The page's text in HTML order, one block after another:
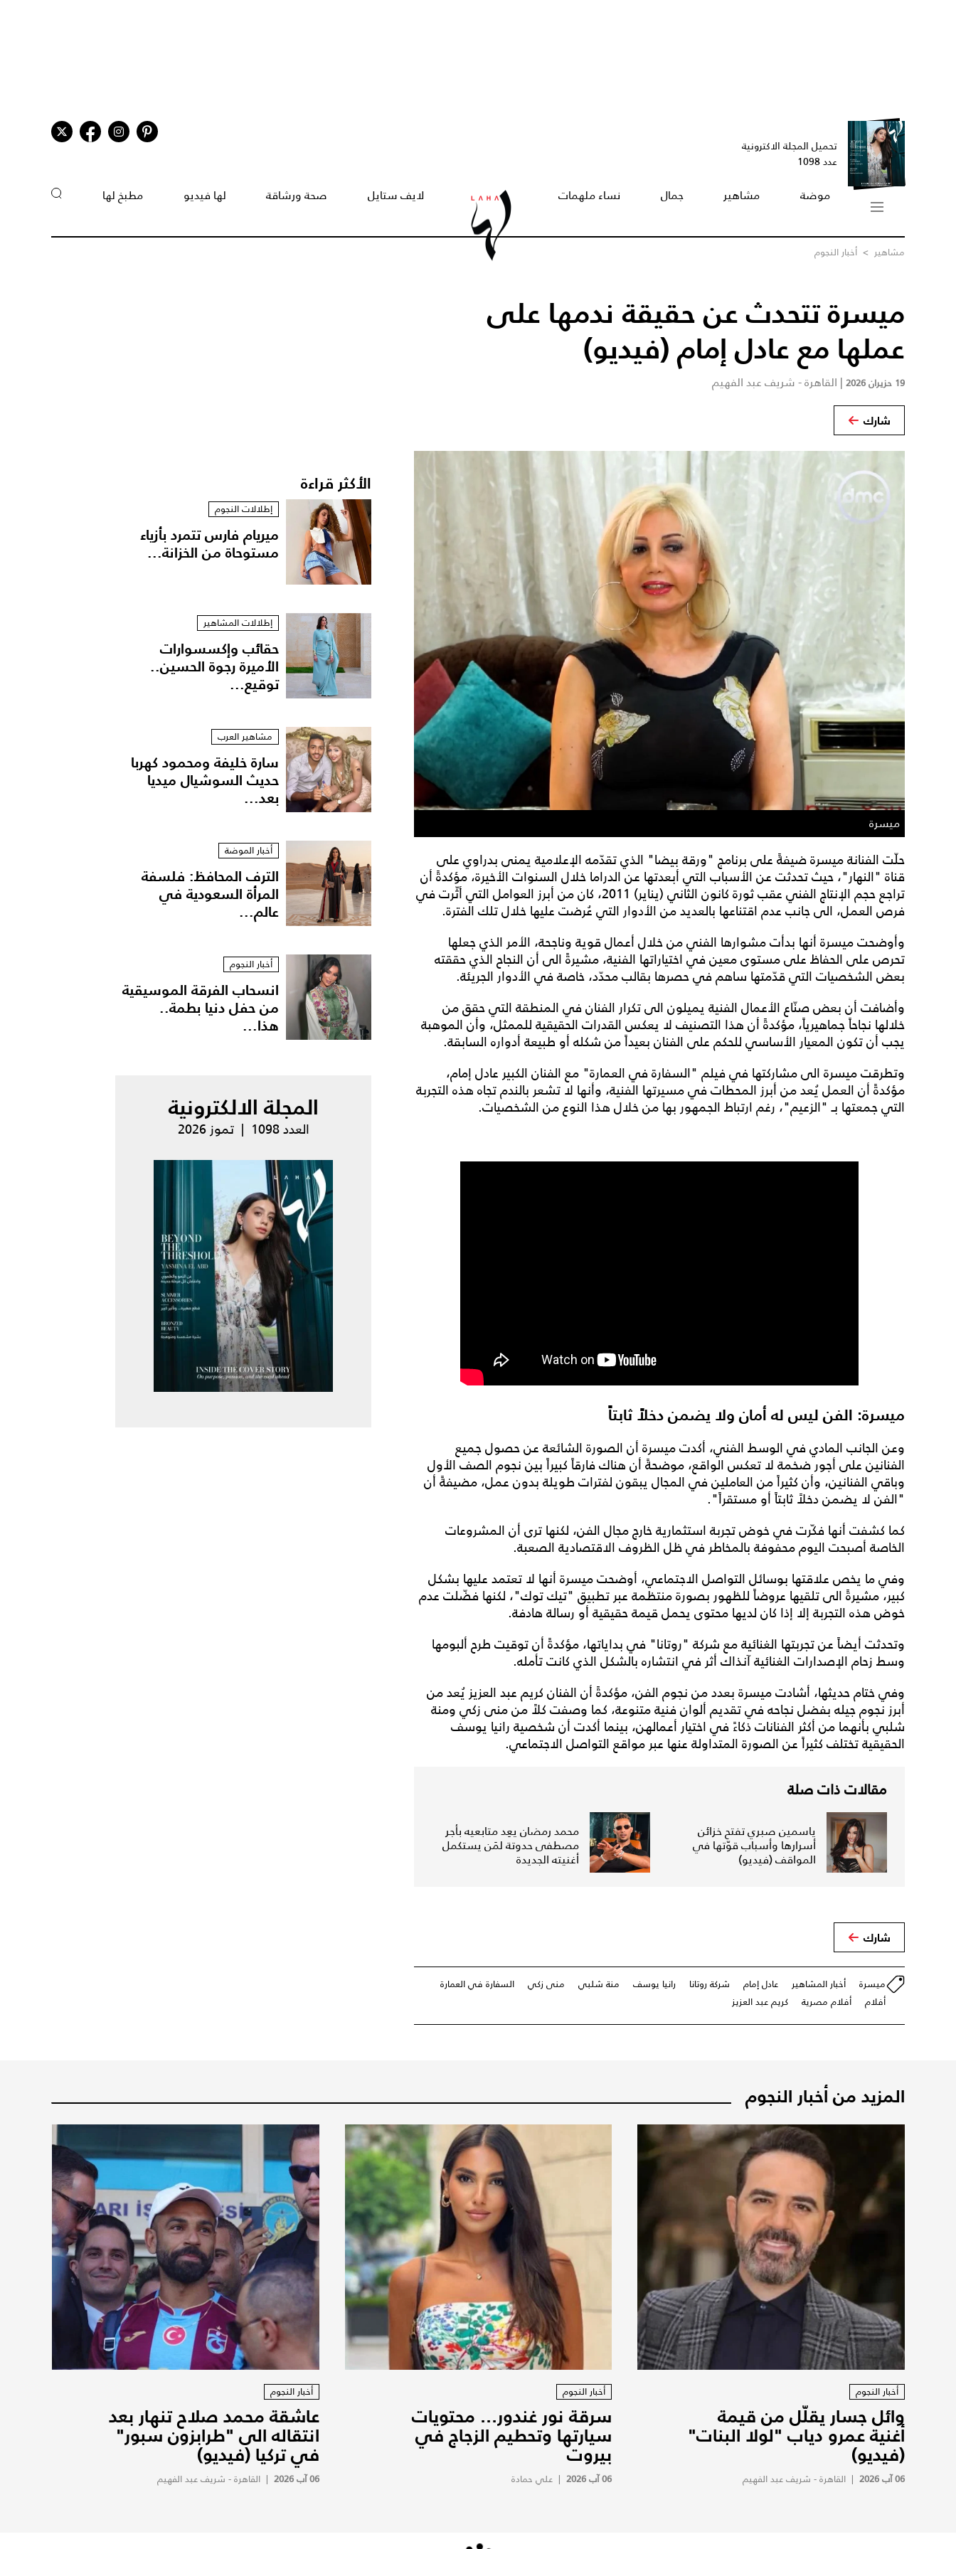
تحميل المجلة الاكترونية
عدد 1098
موضة مشاهير جمال نساء ملهمات لايف ستايل صحة ورشاقة لها فيديو مطبخ لها
مشاهير > أخبار النجوم
ميسرة تتحدث عن حقيقة ندمها على
عملها مع عادل إمام (فيديو)
19 حزيران 2026 | القاهرة - شريف عبد الفهيم
شارك
ميسرة
حلّت الفنانة ميسرة ضيفةً على برنامج "ورقة بيضا" الذي تقدّمه الإعلامية يمنى بدراوي على
قناة "النهار"، حيث تحدثت عن الأسباب التي أبعدتها عن الدراما خلال السنوات الأخيرة، مؤكدةً أن
تراجع حجم الإنتاج الفني عقب ثورة كانون الثاني (يناير) 2011، كان من أبرز العوامل التي أثّرت في
فرص العمل، الى جانب عدم اقتناعها بالعديد من الأدوار التي عُرضت عليها خلال تلك الفترة.
وأوضحت ميسرة أنها بدأت مشوارها الفني من خلال أعمال قوية وناجحة، الأمر الذي جعلها
تحرص على الحفاظ على مستوى معين في اختياراتها الفنية، مشيرةً الى أن النجاح الذي حققته
بعض الشخصيات التي قدّمتها ساهم في حصرها بقالب محدّد، خاصة في الأدوار الجريئة.
وأضافت أن بعض صنّاع الأعمال الفنية يميلون الى تكرار الفنان في المنطقة التي حقق من
خلالها نجاحاً جماهيرياً، مؤكدةً أن هذا التصنيف لا يعكس القدرات الحقيقية للممثل، وأن الموهبة
يجب أن تكون المعيار الأساسي للحكم على الفنان بعيداً من شكله أو طبيعة أدواره السابقة.
وتطرقت ميسرة الى مشاركتها في فيلم "السفارة في العمارة" مع الفنان الكبير عادل إمام،
مؤكدةً أن العمل يُعد من أبرز المحطات في مسيرتها الفنية، وأنها لا تشعر بالندم تجاه هذه التجربة
التي جمعتها بـ "الزعيم"، رغم ارتباط الجمهور بها من خلال هذا النوع من الشخصيات.
ميسرة: الفن ليس له أمان ولا يضمن دخلاً ثابتاً
وعن الجانب المادي في الوسط الفني، أكدت ميسرة أن الصورة الشائعة عن حصول جميع
الفنانين على أجور ضخمة لا تعكس الواقع، موضحةً أن هناك فارقاً كبيراً بين نجوم الصف الأول
وباقي الفنانين، وأن كثيراً من العاملين في المجال يبقون لفترات طويلة بدون عمل، مضيفةً أن
"الفن لا يضمن دخلاً ثابتاً أو مستقراً".
كما كشفت أنها فكّرت في خوض تجربة استثمارية خارج مجال الفن، لكنها ترى أن المشروعات
الخاصة أصبحت اليوم محفوفة بالمخاطر في ظل الظروف الاقتصادية الصعبة.
وفي ما يخص علاقتها بوسائل التواصل الاجتماعي، أوضحت ميسرة أنها لا تعتمد عليها بشكل
كبير، مشيرةً الى تلقيها عروضاً للظهور بصورة منتظمة عبر تطبيق "تيك توك"، لكنها فضّلت عدم
خوض هذه التجربة إلا إذا كان لديها محتوى يحمل قيمة حقيقية أو رسالة هادفة.
وتحدثت أيضاً عن تجربتها الغنائية مع شركة "روتانا" في بداياتها، مؤكدةً أن توقيت طرح ألبومها
وسط زحام الإصدارات الغنائية آنذاك أثر في انتشاره بالشكل الذي كانت تأمله.
وفي ختام حديثها، أشادت ميسرة بعدد من نجوم الفن، مؤكدةً أن الفنان كريم عبد العزيز يُعد من
أبرز نجوم جيله بفضل نجاحه في تقديم ألوان فنية متنوعة، كما وصفت كلاً من منى زكي ومنة
شلبي بأنهما من أكثر الفنانات ذكاءً في اختيار أعمالهن، بينما أكدت أن شخصية رانيا يوسف
الحقيقية تختلف كثيراً عن الصورة المتداولة عنها عبر مواقع التواصل الاجتماعي.
مقالات ذات صلة
ياسمين صبري تفتح خزائن
أسرارها وأسباب قوّتها في
المواقف (فيديو)
محمد رمضان يعِد متابعيه بأجر
مصطفى حدوتة لمَن يستكمل
أغنيته الجديدة
شارك
ميسرة أخبار المشاهير عادل إمام شركة روتانا رانيا يوسف منة شلبي منى زكي
السفارة في العمارة
أفلام
أفلام مصرية كريم عبد العزيز
الأكثر قراءة
إطلالات النجوم
ميريام فارس تتمرد بأزياء
مستوحاة من الخزانة...
إطلالات المشاهير
حقائب وإكسسوارات
الأميرة رجوة الحسين..
توقيع...
مشاهير العرب
سارة خليفة ومحمود كهربا
حديث السوشيال ميديا
بعد...
أخبار الموضة
الترف المحافظ: فلسفة
المرأة السعودية في
عالم...
أخبار النجوم
انسحاب الفرقة الموسيقية
من حفل دنيا بطمة..
هذا...
المجلة الالكترونية
العدد 1098 | تموز 2026
المزيد من أخبار النجوم
أخبار النجوم
وائل جسار يقلّل من قيمة
أغنية عمرو دياب "لولا البنات"
(فيديو)
06 آب 2026 | القاهرة - شريف عبد الفهيم
أخبار النجوم
سرقة نور غندور... محتويات
سيارتها وتحطيم الزجاج في
بيروت
06 آب 2026 | علي حمادة
أخبار النجوم
عاشقة محمد صلاح تنهار بعد
انتقاله الى "طرابزون سبور"
في تركيا (فيديو)
06 آب 2026 |القاهرة - شريف عبد الفهيم